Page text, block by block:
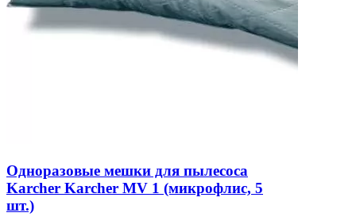
Одноразовые мешки для пылесоса
Karcher Karcher MV 1 (микрофлис, 5
шт.)